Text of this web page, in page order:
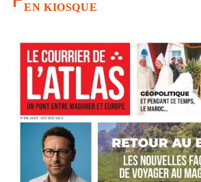
EN KIOSQUE